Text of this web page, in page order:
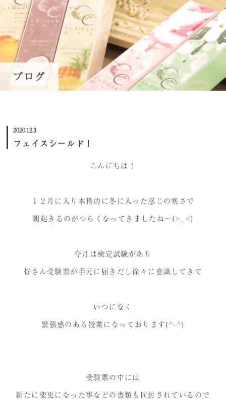
ブログ
MENU
TOP
当学院について
学費・募集要項
就職・キャリアサポート
ネイル体験会/スクール説明会
2020.12.3
フェイスシールド！
こんにちは！
１２月に入り本格的に冬に入った感じの寒さで
朝起きるのがつらくなってきましたね～(>_<)
今月は検定試験があり
皆さん受験票が手元に届きだし徐々に意識してきて
いつになく
緊張感のある授業になっております(^-^)
受験票の中には
新たに変更になった事などの書類も同封されているので